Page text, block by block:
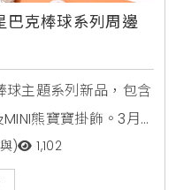
巴克棒球系列周邊
主題系列新品，包含
熊寶寶掛飾。3月7
購買指定新品滿額即
更多回饋。
) 1,102